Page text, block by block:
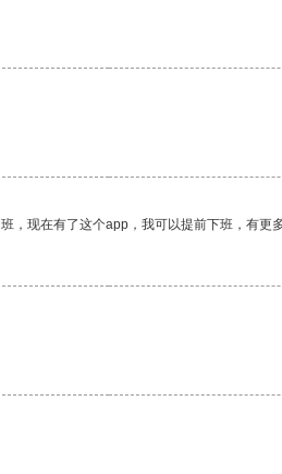
现在有了这个app，我可以提前下班，有更